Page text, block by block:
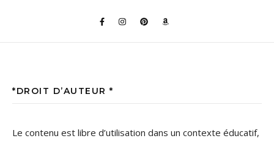
*DROIT D’AUTEUR *
Le contenu est libre d’utilisation dans un contexte éducatif,